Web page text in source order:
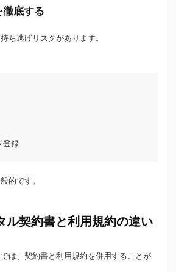
底する
ち逃げリスクがあります。
登録
的です。
ル契約書と利用規約の違い
は、契約書と利用規約を併用することが